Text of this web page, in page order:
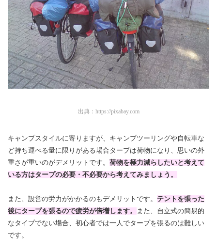
出典： https://pixabay.com
キャンプスタイルに寄りますが、キャンプツーリングや自転車な
ど持ち運べる量に限りがある場合タープは荷物になり、思いの外
重さが重いのがデメリットです。 荷物を極力減らしたいと考えて
いる方はタープの必要・不必要から考えてみましょう。
また、設営の労力がかかるのもデメリットです。 テントを張った
後にタープを張るので疲労が倍増します。
また、自立式の簡易的
なタイプでない場合、初心者では一人でタープを張るのは難しい
です。